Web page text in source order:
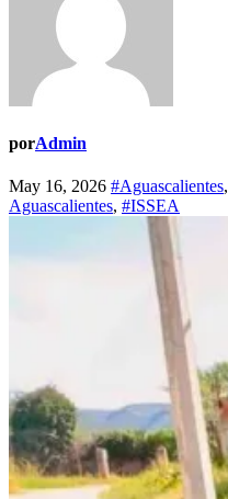
porAdmin
May 16, 2026 #Aguascalientes,
Aguascalientes, #ISSEA